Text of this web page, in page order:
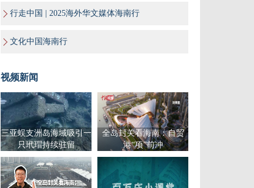
行走中国 | 2025海外华文媒体海南行
文化中国海南行
视频新闻
三亚蜈支洲岛海域吸引一
只玳瑁持续驻留
全岛封关看海南：自贸
港“项”前冲